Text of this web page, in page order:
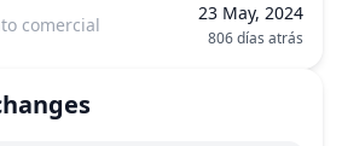
comercial
23 May, 2024
806 días atrás